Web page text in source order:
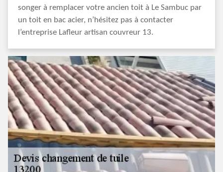
songer à remplacer votre ancien toit à Le Sambuc par
un toit en bac acier, n’hésitez pas à contacter
l’entreprise Lafleur artisan couvreur 13.